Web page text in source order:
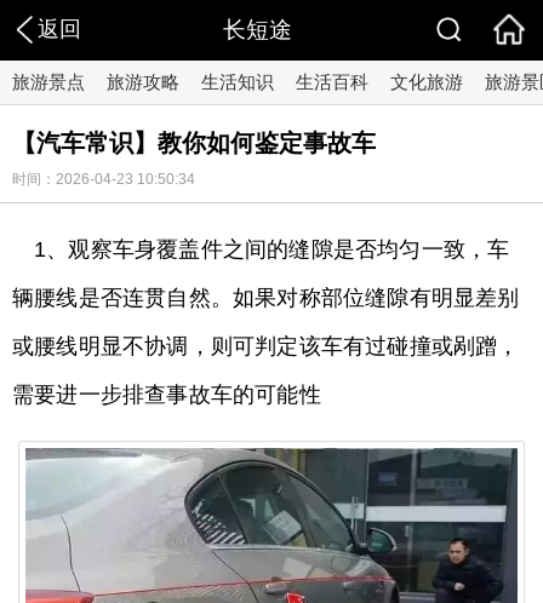
返回 长短途
旅游景点 旅游攻略 生活知识 生活百科 文化旅游 旅游景
【汽车常识】教你如何鉴定事故车
时间：2026-04-23 10:50:34
1、观察车身覆盖件之间的缝隙是否均匀一致，车
辆腰线是否连贯自然。如果对称部位缝隙有明显差别
或腰线明显不协调，则可判定该车有过碰撞或剐蹭，
需要进一步排查事故车的可能性